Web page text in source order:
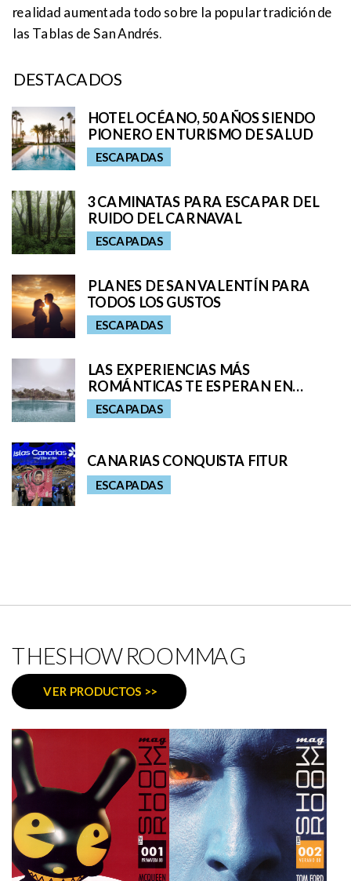
realidad aumentada todo sobre la popular tradición de
las Tablas de San Andrés.
DESTACADOS
HOTEL OCÉANO, 50 AÑOS SIENDO
PIONERO EN TURISMO DE SALUD
ESCAPADAS
3 CAMINATAS PARA ESCAPAR DEL
RUIDO DEL CARNAVAL
ESCAPADAS
PLANES DE SAN VALENTÍN PARA
TODOS LOS GUSTOS
ESCAPADAS
LAS EXPERIENCIAS MÁS
ROMÁNTICAS TE ESPERAN EN
BAOBAB SUITES
ESCAPADAS
CANARIAS CONQUISTA FITUR
ESCAPADAS
THESHOWROOMMAG
VER PRODUCTOS >>